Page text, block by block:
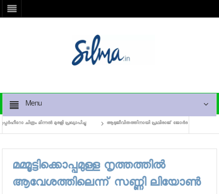
Menu
ചിത്രം മിന്നൽ മുരളി പ്രഖ്യാപിച്ചു ആടുജീവിതത്തിനായി പ്രഥ്വിരാജ് ജോര്‍ദാനിലേക്ക്
മമ്മൂട്ടിക്കൊപ്പമുള്ള നൃത്തത്തില്‍
ആവേശത്തിലെന്ന് സണ്ണി ലിയോണ്‍